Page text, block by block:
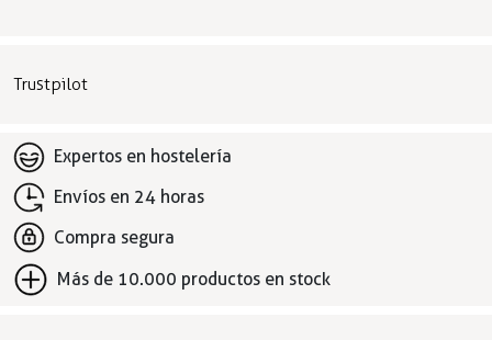
Trustpilot
Expertos en hostelería
Envíos en 24 horas
Compra segura
Más de 10.000 productos en stock